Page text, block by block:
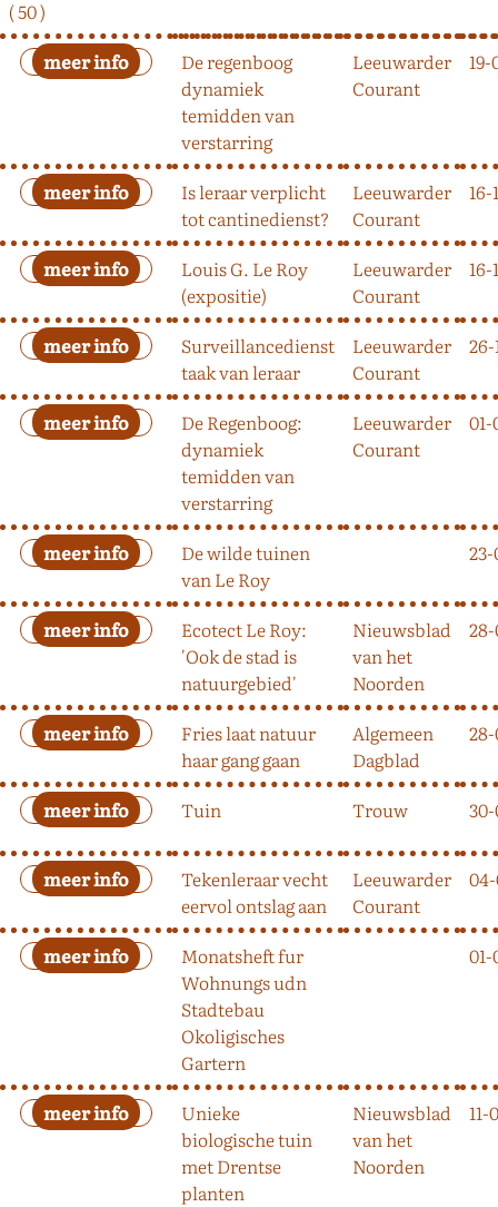
( 50 )
De regenboog
dynamiek
temidden van
verstarring
Leeuwarder
Courant
19-
Is leraar verplicht
tot cantinedienst?
Leeuwarder
Courant
16-
Louis G. Le Roy
(expositie)
Leeuwarder
Courant
16-
Surveillancedienst
taak van leraar
Leeuwarder
Courant
26-
De Regenboog:
dynamiek
temidden van
verstarring
Leeuwarder
Courant
01-
De wilde tuinen
van Le Roy
23-
Ecotect Le Roy:
'Ook de stad is
natuurgebied'
Nieuwsblad
van het
Noorden
28-
Fries laat natuur
haar gang gaan
Algemeen
Dagblad
28-
Tuin Trouw 30-
Tekenleraar vecht
eervol ontslag aan
Leeuwarder
Courant
Monatsheft fur
Wohnungs udn
Stadtebau
Okoligisches
Gartern
01-
Unieke
biologische tuin
met Drentse
planten
Nieuwsblad
van het
Noorden
11-